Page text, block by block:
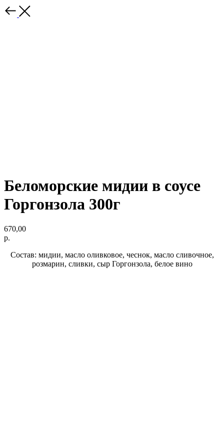
Беломорские мидии в соусе
Горгонзола 300г
670,00
р.
Состав: мидии, масло оливковое, чеснок, масло сливочное,
розмарин, сливки, сыр Горгонзола, белое вино